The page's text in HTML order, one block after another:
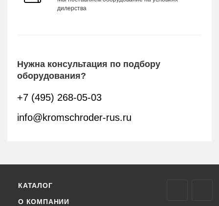
дилерства
Нужна консультация по подбору
оборудования?
+7 (495) 268-05-03
info@kromschroder-rus.ru
КАТАЛОГ
О КОМПАНИИ